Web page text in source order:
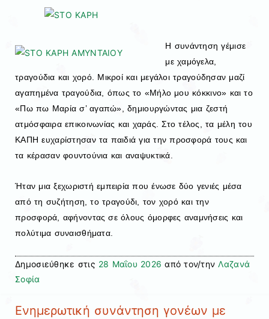
Η συνάντηση γέμισε
με χαμόγελα,
τραγούδια και χορό. Μικροί και μεγάλοι τραγούδησαν μαζί
αγαπημένα τραγούδια, όπως το «Μήλο μου κόκκινο» και το
«Πω πω Μαρία σ’ αγαπώ», δημιουργώντας μια ζεστή
ατμόσφαιρα επικοινωνίας και χαράς. Στο τέλος, τα μέλη του
ΚΑΠΗ ευχαρίστησαν τα παιδιά για την προσφορά τους και
τα κέρασαν φουντούνια και αναψυκτικά.
Ήταν μια ξεχωριστή εμπειρία που ένωσε δύο γενιές μέσα
από τη συζήτηση, το τραγούδι, τον χορό και την
προσφορά, αφήνοντας σε όλους όμορφες αναμνήσεις και
πολύτιμα συναισθήματα.
Δημοσιεύθηκε στις 28 Μαΐου 2026 από τον/τηνΛαζανά
Σοφία
Ενημερωτική συνάντηση γονέων με